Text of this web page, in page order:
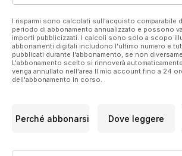
opportunity.
Hardware review highlights
• X-Plane 10 from Aerosoft – X-Plane 10 is
release of the franchise to
• SimCat 5 from RC Simulations – A new
Tutorials
As usual our tutorials encompass a wide
I risparmi sono calcolati sull'acquisto comparabile
periodo di abbonamento annualizzato e possono
importi pubblicizzati. I calcoli sono solo a scopo
abbonamenti digitali includono l'ultimo numero e
pubblicati durante l'abbonamento, se non
L'abbonamento scelto si rinnoverà
venga annullato nell'area Il mio account fino a 24
dell'abbonamento in corso.
Perché abbonarsi Dove leggere